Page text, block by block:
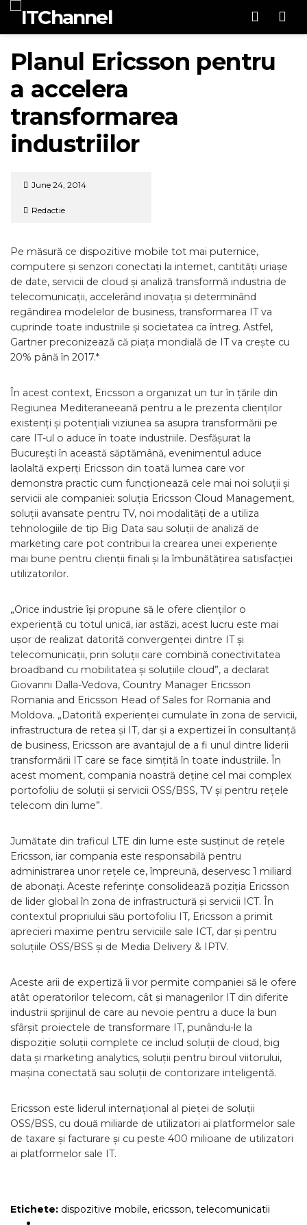
Planul Ericsson pentru
a accelera
transformarea
industriilor
June 24, 2014
Redactie
Pe măsură ce dispozitive mobile tot mai puternice,
computere și senzori conectați la internet, cantități uriașe
de date, servicii de cloud și analiză transformă industria de
telecomunicații, accelerând inovația și determinând
regândirea modelelor de business, transformarea IT va
cuprinde toate industriile și societatea ca întreg. Astfel,
Gartner preconizează că piața mondială de IT va crește cu
20% până în 2017.*
În acest context, Ericsson a organizat un tur în țările din
Regiunea Mediteraneeană pentru a le prezenta clienților
existenți și potențiali viziunea sa asupra transformării pe
care IT-ul o aduce în toate industriile. Desfășurat la
București în această săptămână, evenimentul aduce
laolaltă experți Ericsson din toată lumea care vor
demonstra practic cum funcționează cele mai noi soluții și
servicii ale companiei: soluția Ericsson Cloud Management,
soluții avansate pentru TV, noi modalități de a utiliza
tehnologiile de tip Big Data sau soluții de analiză de
marketing care pot contribui la crearea unei experiențe
mai bune pentru clienții finali și la îmbunătățirea satisfacției
utilizatorilor.
„Orice industrie își propune să le ofere clienților o
experiență cu totul unică, iar astăzi, acest lucru este mai
ușor de realizat datorită convergenței dintre IT și
telecomunicații, prin soluții care combină conectivitatea
broadband cu mobilitatea și soluțiile cloud”, a declarat
Giovanni Dalla-Vedova, Country Manager Ericsson
Romania and Ericsson Head of Sales for Romania and
Moldova. „Datorită experienței cumulate în zona de servicii,
infrastructura de retea și IT, dar și a expertizei în consultanță
de business, Ericsson are avantajul de a fi unul dintre liderii
transformării IT care se face simțită în toate industriile. În
acest moment, compania noastră deține cel mai complex
portofoliu de soluții și servicii OSS/BSS, TV și pentru rețele
telecom din lume”.
Jumătate din traficul LTE din lume este susținut de rețele
Ericsson, iar compania este responsabilă pentru
administrarea unor rețele ce, împreună, deservesc 1 miliard
de abonați. Aceste referințe consolidează poziția Ericsson
de lider global în zona de infrastructură și servicii ICT. În
contextul propriului său portofoliu IT, Ericsson a primit
aprecieri maxime pentru serviciile sale ICT, dar și pentru
soluțiile OSS/BSS și de Media Delivery & IPTV.
Aceste arii de expertiză îi vor permite companiei să le ofere
atât operatorilor telecom, cât și managerilor IT din diferite
industrii sprijinul de care au nevoie pentru a duce la bun
sfârșit proiectele de transformare IT, punându-le la
dispoziție soluții complete ce includ soluții de cloud, big
data și marketing analytics, soluții pentru biroul viitorului,
mașina conectată sau soluții de contorizare inteligentă.
Ericsson este liderul internațional al pieței de soluții
OSS/BSS, cu două miliarde de utilizatori ai platformelor sale
de taxare și facturare și cu peste 400 milioane de utilizatori
ai platformelor sale IT.
Etichete: dispozitive mobile, ericsson, telecomunicatii